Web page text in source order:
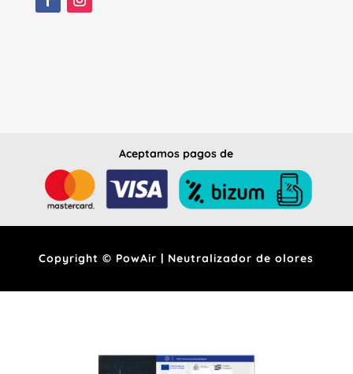
Aceptamos pagos de
Copyright © PowAir | Neutralizador de olores